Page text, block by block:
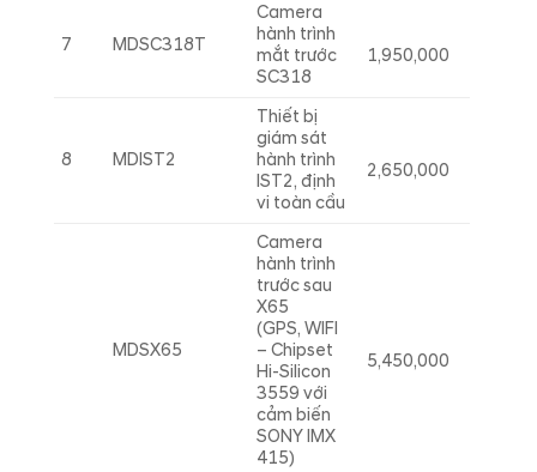
7 MDSC318T
Camera
hành trình
mắt trước
SC318
1,950,000
8 MDIST2
Thiết bị
giám sát
hành trình
IST2, định
vi toàn cầu
2,650,000
MDSX65
Camera
hành trình
trước sau
X65
(GPS, WIFI
– Chipset
Hi-Silicon
3559 với
cảm biến
SONY IMX
415)
5,450,000